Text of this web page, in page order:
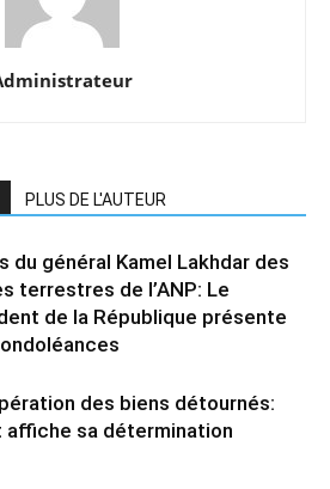
PLUS DE L'AUTEUR
du général Kamel Lakhdar des
terrestres de l’ANP: Le
de la République présente
des biens détournés:
affiche sa détermination